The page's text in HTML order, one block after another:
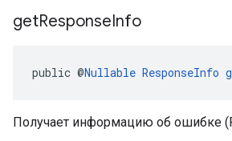
getResponseInfo
public @Nullable ResponseInfo
Получает информацию об ошибке